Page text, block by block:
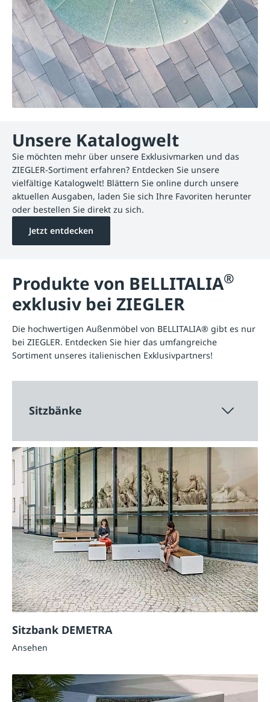
Unsere Katalogwelt
Sie möchten mehr über unsere Exklusivmarken und das
ZIEGLER-Sortiment erfahren? Entdecken Sie unsere
vielfältige Katalogwelt! Blättern Sie online durch unsere
aktuellen Ausgaben, laden Sie sich Ihre Favoriten herunter
oder bestellen Sie direkt zu sich.
Jetzt entdecken
Produkte von BELLITALIA®
exklusiv bei ZIEGLER
Die hochwertigen Außenmöbel von BELLITALIA® gibt es nur
bei ZIEGLER. Entdecken Sie hier das umfangreiche
Sortiment unseres italienischen Exklusivpartners!
Sitzbänke
Sitzbank DEMETRA
Ansehen